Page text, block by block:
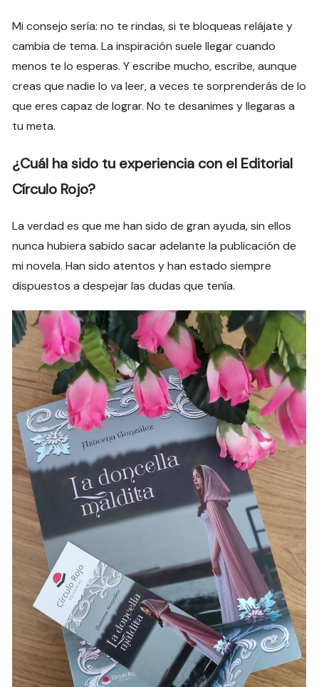
Mi consejo sería: no te rindas, si te bloqueas relájate y
cambia de tema. La inspiración suele llegar cuando
menos te lo esperas. Y escribe mucho, escribe, aunque
creas que nadie lo va leer, a veces te sorprenderás de lo
que eres capaz de lograr. No te desanimes y llegaras a
tu meta.
¿Cuál ha sido tu experiencia con el Editorial
Círculo Rojo?
La verdad es que me han sido de gran ayuda, sin ellos
nunca hubiera sabido sacar adelante la publicación de
mi novela. Han sido atentos y han estado siempre
dispuestos a despejar las dudas que tenía.